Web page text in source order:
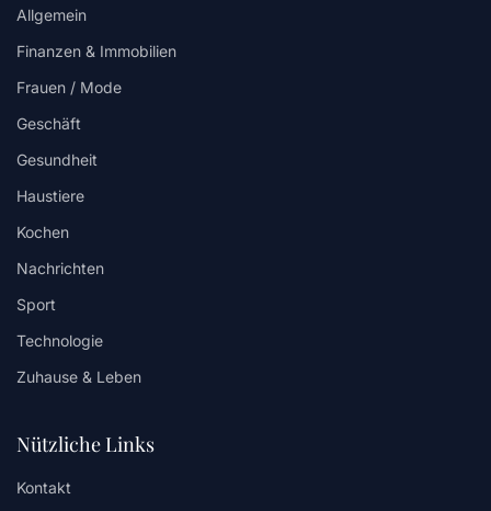
Allgemein
Finanzen & Immobilien
Frauen / Mode
Geschäft
Gesundheit
Haustiere
Kochen
Nachrichten
Sport
Technologie
Zuhause & Leben
Nützliche Links
Kontakt